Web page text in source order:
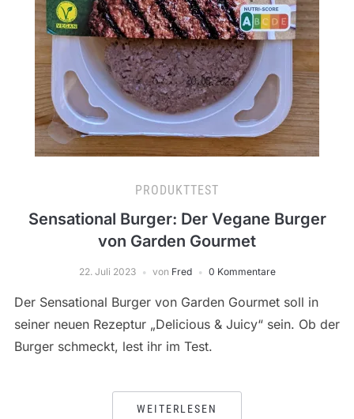
PRODUKTTEST
Sensational Burger: Der Vegane Burger
von Garden Gourmet
22. Juli 2023 von Fred 0 Kommentare
Der Sensational Burger von Garden Gourmet soll in
seiner neuen Rezeptur „Delicious & Juicy“ sein. Ob der
Burger schmeckt, lest ihr im Test.
WEITERLESEN